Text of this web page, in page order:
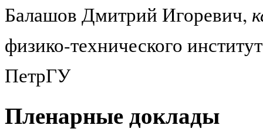
Балашов Дмитрий Игоревич,
физико-технического
ПетрГУ
Пленарные доклады